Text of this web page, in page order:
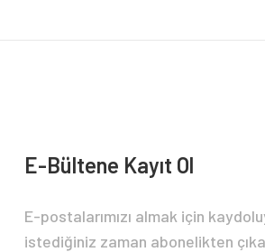
E-Bültene Kayıt Ol
E-postalarımızı almak için
istediğiniz zaman abonelikten